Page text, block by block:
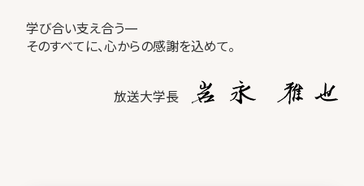
学び合い支え合う—
そのすべてに、心からの感謝を込めて。
放送大学長